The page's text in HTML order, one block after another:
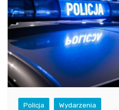
Policja Wydarzenia